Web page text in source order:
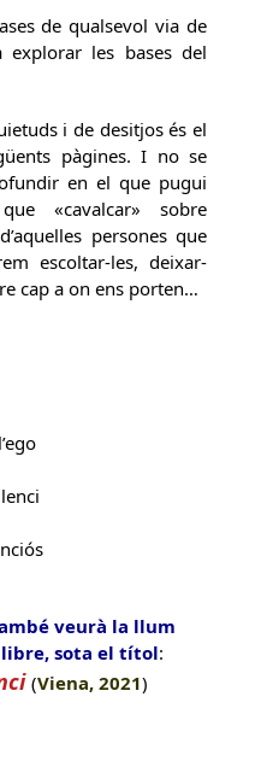
de qualsevol via de
les bases del
i de desitjos és el
pàgines. I no se
en el que pugui
«cavalcar» sobre
persones que
escoltar-les, deixar-
cap a on ens porten…
veurà la llum
sota el títol:
(Viena, 2021)